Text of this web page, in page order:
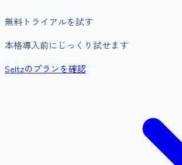
無料トライアルを試す
本格導入前にじっくり試せます
Seltzのプランを確認